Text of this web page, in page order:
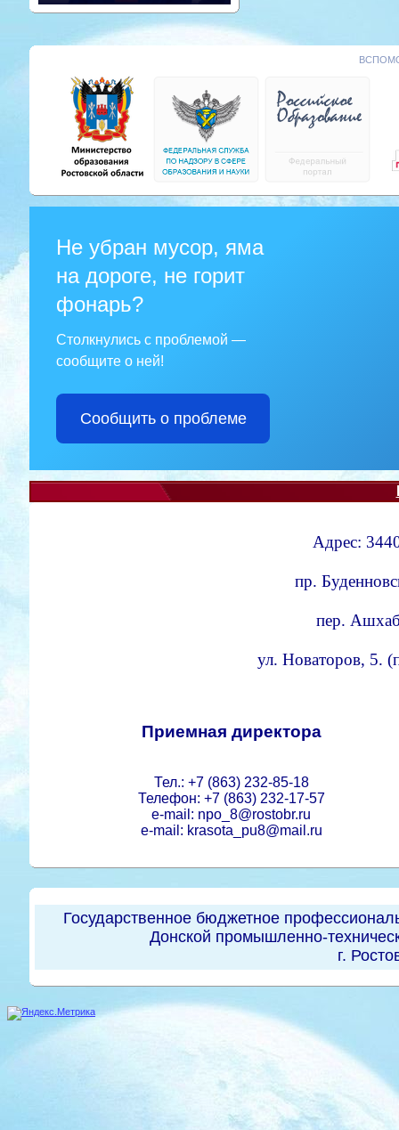
Не убран мусор, яма
на дороге, не горит
фонарь?
Столкнулись с проблемой —
сообщите о ней!
Сообщить о проблеме
Адрес:
пр.
пер.
ул. Новаторов, 5.
Приемная директора
Тел.: +7 (863) 232-85-18
Телефон: +7 (863) 232-17-57
e-mail: npo_8@rostobr.ru
e-mail: krasota_pu8@mail.ru
Государственное бюджетное
Донской промышленно-
г.